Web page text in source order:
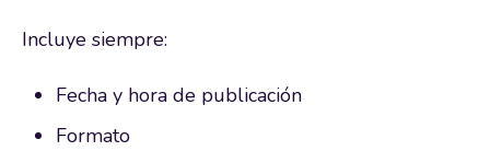
Incluye siempre:
Fecha y hora de publicación
Formato